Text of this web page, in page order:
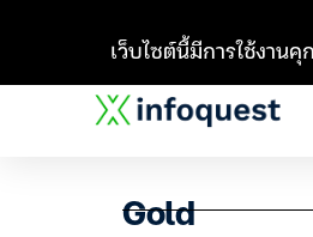
Gold
เว็บไซต์นี้มีการใช้งาน